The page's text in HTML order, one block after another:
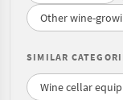
Other wine-
SIMILAR
Wine cellar